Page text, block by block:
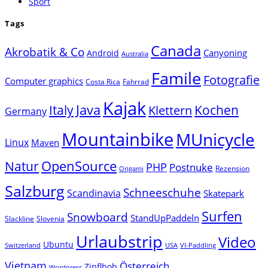
Tags
Akrobatik & Co Android Australia Canada Canyoning
Computer graphics Costa Rica Fahrrad Famile Fotografie
Germany Italy Java Kajak Klettern Kochen
Linux Maven MountainbikeMUnicycle
NaturOpenSource Origami PHP Postnuke Rezension
SalzburgScandinavia Schneeschuhe Skatepark
Slackline Slovenia Snowboard StandUpPaddeln Surfen
Switzerland Ubuntu Urlaubstrip USA VI-Paddling Video